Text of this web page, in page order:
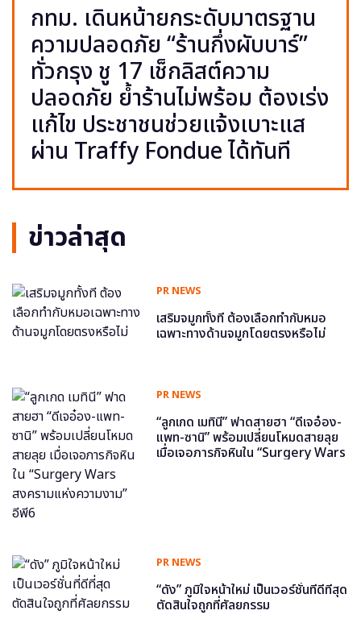
กทม. เดินหน้ายกระดับมาตรฐาน
ความปลอดภัย “ร้านกึ่งผับบาร์”
ทั่วกรุง ชู 17 เช็กลิสต์ความ
ปลอดภัย ย้ำร้านไม่พร้อม ต้องเร่ง
แก้ไข ประชาชนช่วยแจ้งเบาะแส
ผ่าน Traffy Fondue ได้ทันที
ข่าวล่าสุด
PR NEWS
เสริมจมูกทั้งที ต้องเลือกทำกับหมอ
เฉพาะทางด้านจมูกโดยตรงหรือไม่
PR NEWS
“ลูกเกด เมทินี” ฟาดสายฮา “ดีเจอ๋อง-
แพท-ซานิ” พร้อมเปลี่ยนโหมดสายลุย
เมื่อเจอภารกิจหินใน “Surgery Wars
PR NEWS
“ดัง” ภูมิใจหน้าใหม่ เป็นเวอร์ชั่นที่ดีที่สุด
ตัดสินใจถูกที่ศัลยกรรม